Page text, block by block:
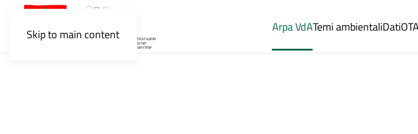
Skip to main content Arpa VdATemi ambientaliDati